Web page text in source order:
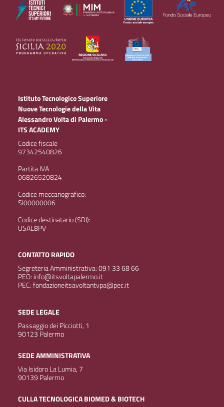
Istituto Tecnologico Superiore
Nuove Tecnologie della Vita
Alessandro Volta di Palermo -
ITS ACADEMY
Codice fiscale
97342540826
Partita IVA
06826520824
Codice meccanografico:
SI00000006
Codice destinatario (SDI):
USAL8PV
CONTATTO RAPIDO
Segreteria Amministrativa: 091 33 68 66
PEO: info@itsvoltapalermo.it
PEC: fondazioneitsavoltantvpa@pec.it
SEDE LEGALE
Passaggio dei Picciotti, 1
90123 Palermo
SEDE AMMINISTRATIVA
Via Isidoro La Lumia, 7
90139 Palermo
CULLA TECNOLOGICA BIOMED & BIOTECH